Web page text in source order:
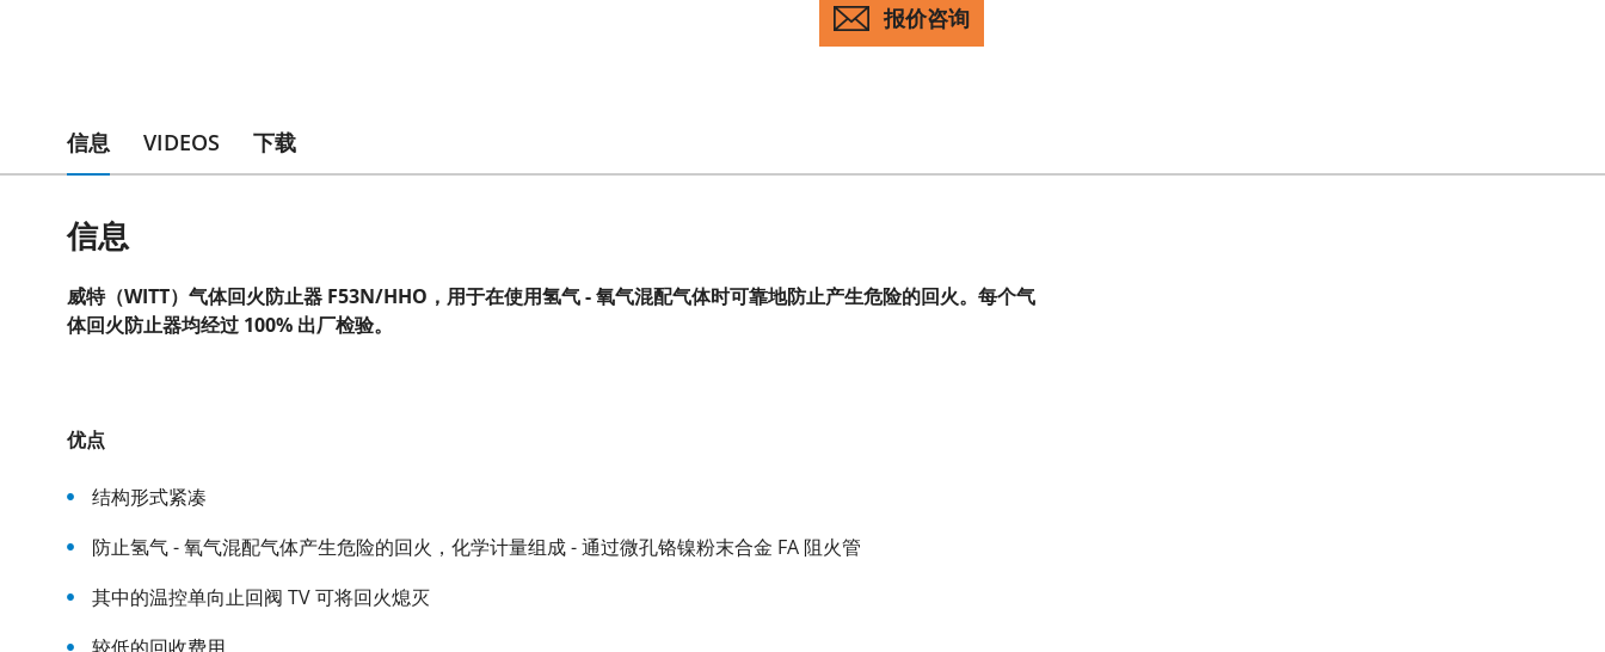
报价咨询
信息 VIDEOS 下载
信息
威特（WITT）气体回火防止器 F53N/HHO，用于在使用氢气 - 氧气混配气体时可靠地防止产生危险的回火。每个气
体回火防止器均经过 100% 出厂检验。
优点
结构形式紧凑
防止氢气 - 氧气混配气体产生危险的回火，化学计量组成 - 通过微孔铬镍粉末合金 FA 阻火管
其中的温控单向止回阀 TV 可将回火熄灭